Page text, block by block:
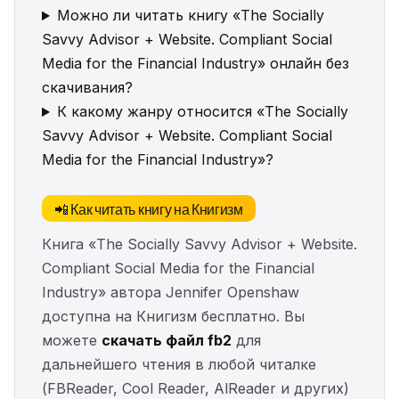
Можно ли читать книгу «The Socially
Savvy Advisor + Website. Compliant Social
Media for the Financial Industry» онлайн без
скачивания?
К какому жанру относится «The Socially
Savvy Advisor + Website. Compliant Social
Media for the Financial Industry»?
📲 Как читать книгу на Книгизм
Книга «The Socially Savvy Advisor + Website.
Compliant Social Media for the Financial
Industry» автора Jennifer Openshaw
доступна на Книгизм бесплатно. Вы
можете скачать файл fb2 для
дальнейшего чтения в любой читалке
(FBReader, Cool Reader, AlReader и других)